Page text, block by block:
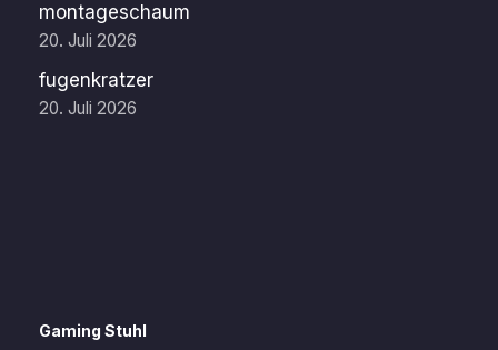
montageschaum
20. Juli 2026
fugenkratzer
20. Juli 2026
Gaming Stuhl